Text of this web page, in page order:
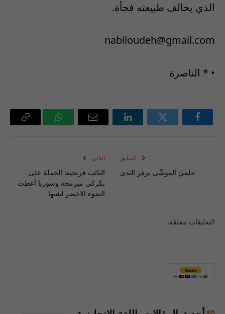
الذي يخالف طبيعته فجأة.
nabiloudeh@gmail.com
• * الناصرة
فيسبوك تويتر لينكدإن
البريد
واتساب Copy
السابق
حلميَ الموشّى بزهر الندى
التالي
النائب فرنجية: الحملة على
بكركي مبرمجة وسوريا أعطت
الضوء الاخضر لشنها
التعليقات مغلقة.